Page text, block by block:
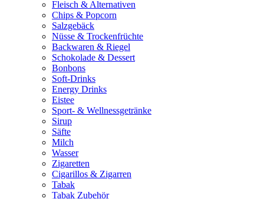
Fleisch & Alternativen
Chips & Popcorn
Salzgebäck
Nüsse & Trockenfrüchte
Backwaren & Riegel
Schokolade & Dessert
Bonbons
Soft-Drinks
Energy Drinks
Eistee
Sport- & Wellnessgetränke
Sirup
Säfte
Milch
Wasser
Zigaretten
Cigarillos & Zigarren
Tabak
Tabak Zubehör